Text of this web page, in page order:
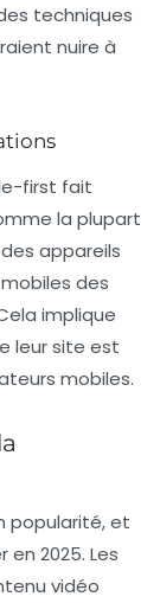
techniques
nuire à
first fait
la plupart
appareils
des
implique
leur site est
mobiles.
popularité, et
2025. Les
vidéo